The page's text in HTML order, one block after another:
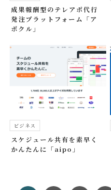
成果報酬型のテレアポ代行
発注プラットフォーム「ア
ポクル」
ビジネス
スケジュール共有を素早く
かんたんに「aipo」